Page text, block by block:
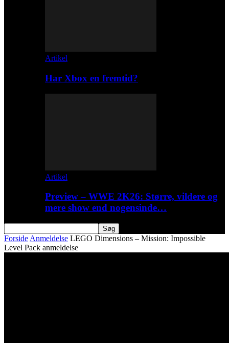
Artikel
Har Xbox en fremtid?
Artikel
Preview – WWE 2K26: Større, vildere og
mere show end nogensinde…
Forside Anmeldelse LEGO Dimensions – Mission: Impossible
Level Pack anmeldelse